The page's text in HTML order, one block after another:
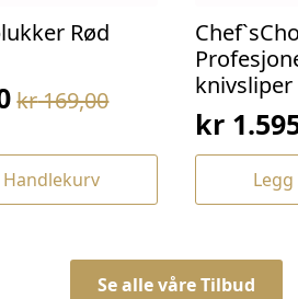
Rød
kr169,00
Handlekurv
knivsliper
kr
Se alle våre Tilbud